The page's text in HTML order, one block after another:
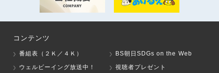
コンテンツ
番組表（２Ｋ／４Ｋ）
BS朝日SDGs on the Web
ウェルビーイング放送中！
視聴者プレゼント